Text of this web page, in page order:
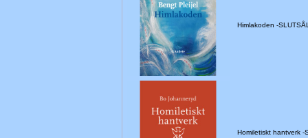
Himlakoden -
Homiletiskt hantverk -